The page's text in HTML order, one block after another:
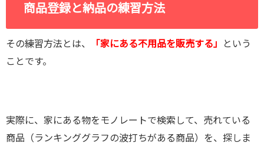
商品登録と納品の練習方法
その練習方法とは、 「家にある不用品を販売する」
という
ことです。
実際に、家にある物をモノレートで検索して、売れている
商品（ランキンググラフの波打ちがある商品）を、探しま